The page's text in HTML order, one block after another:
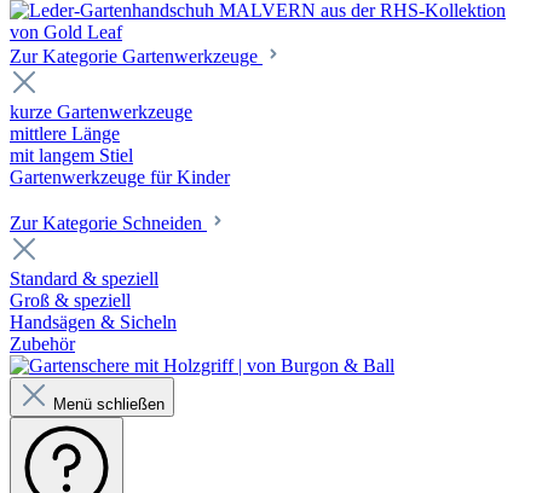
Zur Kategorie Gartenwerkzeuge
kurze Gartenwerkzeuge
mittlere Länge
mit langem Stiel
Gartenwerkzeuge für Kinder
Zur Kategorie Schneiden
Standard & speziell
Groß & speziell
Handsägen & Sicheln
Zubehör
Menü schließen